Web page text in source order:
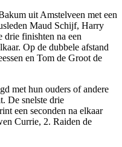
uit Amstelveen met een
Maud Schijf, Harry
finishten na een
Op de dubbele afstand
en Tom de Groot de
met hun ouders of andere
De snelste drie
een seconden na elkaar
Currie, 2. Raiden de